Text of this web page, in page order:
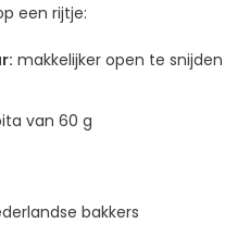
een rijtje:
makkelijker open te snijden
van 60 g
bakkers